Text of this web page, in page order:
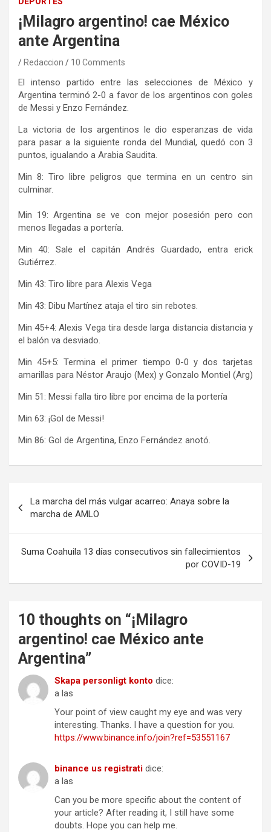
¡Milagro argentino! cae México
ante Argentina
Redaccion 10 Comments
El intenso partido entre las selecciones de México y
Argentina terminó 2-0 a favor de los argentinos con goles
de Messi y Enzo Fernández.
La victoria de los argentinos le dio esperanzas de vida
para pasar a la siguiente ronda del Mundial, quedó con 3
puntos, igualando a Arabia Saudita.
Min 8: Tiro libre peligros que termina en un centro sin
culminar.
Min 19: Argentina se ve con mejor posesión pero con
menos llegadas a portería.
Min 40: Sale el capitán Andrés Guardado, entra erick
Gutiérrez.
Min 43: Tiro libre para Alexis Vega
Min 43: Dibu Martínez ataja el tiro sin rebotes.
Min 45+4: Alexis Vega tira desde larga distancia distancia y
el balón va desviado.
Min 45+5: Termina el primer tiempo 0-0 y dos tarjetas
amarillas para Néstor Araujo (Mex) y Gonzalo Montiel (Arg)
Min 51: Messi falla tiro libre por encima de la portería
Min 63: ¡Gol de Messi!
Min 86: Gol de Argentina, Enzo Fernández anotó.
de
entradas
La marcha del más vulgar acarreo: Anaya sobre la
marcha de AMLO
Suma Coahuila 13 días consecutivos sin fallecimientos
por COVID-19
10 thoughts on “¡Milagro
argentino! cae México ante
Argentina”
Skapa personligt konto dice:
a las
Your point of view caught my eye and was very
interesting. Thanks. I have a question for you.
https://www.binance.info/join?ref=53551167
binance us registrati dice:
a las
Can you be more specific about the content of
your article? After reading it, I still have some
doubts. Hope you can help me.